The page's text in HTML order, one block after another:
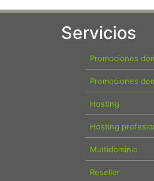
Servicios
Promociones
Promociones
Hosting
Hosting
Multidominio
Reseller